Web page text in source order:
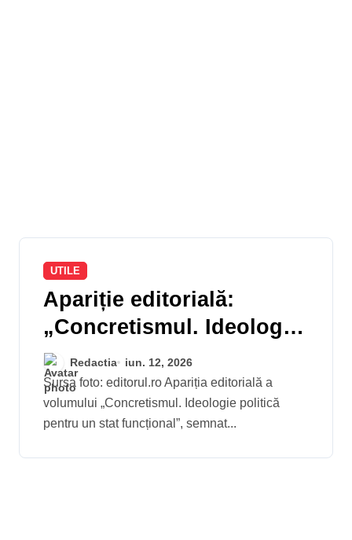
UTILE
Apariție editorială:
„Concretismul. Ideologie
politică pentru un stat
funcțional.”, autor Alin
Crivineanu
Redactia iun. 12, 2026
Sursa foto: editorul.ro Apariția editorială a
volumului „Concretismul. Ideologie politică
pentru un stat funcțional”, semnat...